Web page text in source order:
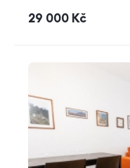
cena
29 000 Kč